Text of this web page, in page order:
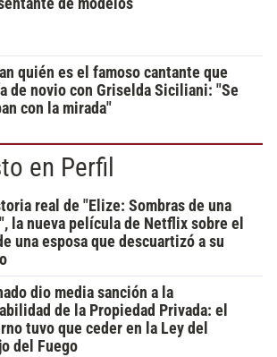
de modelos
quién es el famoso cantante que
de novio con Griselda Siciliani: "Se
con la mirada"
en Perfil
real de "Elize: Sombras de una
la nueva película de Netflix sobre el
una esposa que descuartizó a su
dio media sanción a la
de la Propiedad Privada: el
tuvo que ceder en la Ley del
del Fuego